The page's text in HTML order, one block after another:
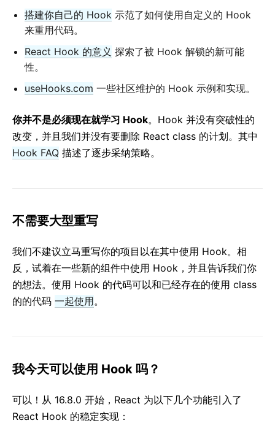
搭建你自己的 Hook 示范了如何使用自定义的 Hook
来重用代码。
React Hook 的意义 探索了被 Hook 解锁的新可能
性。
useHooks.com 一些社区维护的 Hook 示例和实现。
你并不是必须现在就学习 Hook。Hook 并没有突破性的
改变，并且我们并没有要删除 React class 的计划。其中
Hook FAQ 描述了逐步采纳策略。
不需要大型重写
我们不建议立马重写你的项目以在其中使用 Hook。相
反，试着在一些新的组件中使用 Hook，并且告诉我们你
的想法。使用 Hook 的代码可以和已经存在的使用 class
的的代码 一起使用。
我今天可以使用 Hook 吗？
可以！从 16.8.0 开始，React 为以下几个功能引入了
React Hook 的稳定实现：